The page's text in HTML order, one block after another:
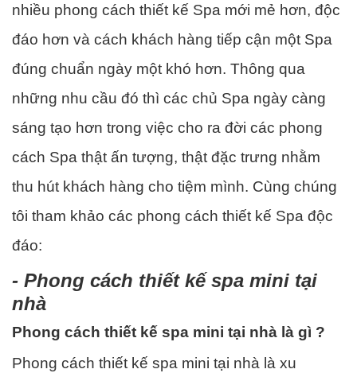
nhiều phong cách thiết kế Spa mới mẻ hơn, độc
đáo hơn và cách khách hàng tiếp cận một Spa
đúng chuẩn ngày một khó hơn. Thông qua
những nhu cầu đó thì các chủ Spa ngày càng
sáng tạo hơn trong việc cho ra đời các phong
cách Spa thật ấn tượng, thật đặc trưng nhằm
thu hút khách hàng cho tiệm mình. Cùng chúng
tôi tham khảo các phong cách thiết kế Spa độc
đáo:
- Phong cách thiết kế spa mini tại
nhà
Phong cách thiết kế spa mini tại nhà là gì ?
Phong cách thiết kế spa mini tại nhà là xu